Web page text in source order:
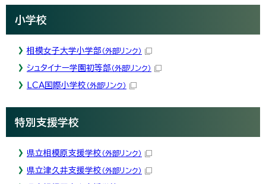
小学校
相模女子大学小学部 （外部リンク）
シュタイナー学園初等部 （外部リンク）
LCA国際小学校 （外部リンク）
特別支援学校
県立相模原支援学校 （外部リンク）
県立津久井支援学校 （外部リンク）